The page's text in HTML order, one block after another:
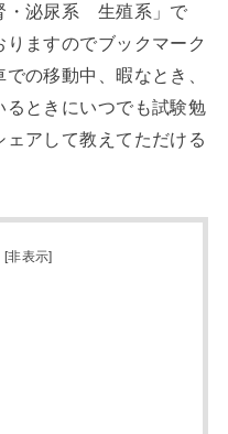
・泌尿系 生殖系」で
ますのでブックマーク
の移動中、暇なとき、
ときにいつでも試験勉
アして教えてただける
[非表示]